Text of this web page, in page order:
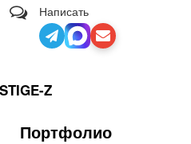
Написать
Z
Портфолио